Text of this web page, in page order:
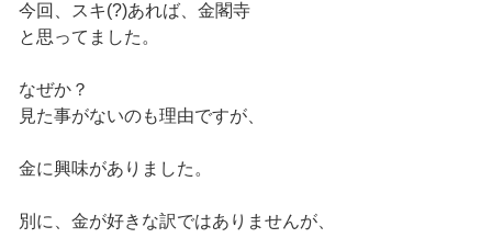
今回、スキ(?)あれば、金閣寺
と思ってました。
なぜか？
見た事がないのも理由ですが、
金に興味がありました。
別に、金が好きな訳ではありませんが、